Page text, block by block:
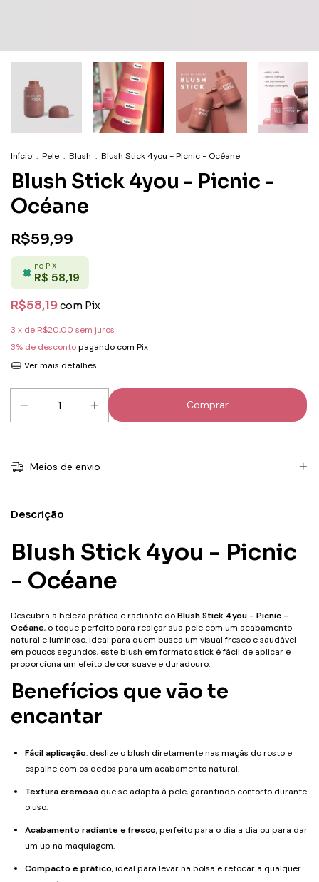
Início . Pele . Blush . Blush Stick 4you - Picnic - Océane
Blush Stick 4you - Picnic -
Océane
R$59,99
no PIX
R$ 58,19
R$58,19com Pix
3 x de R$20,00 sem juros
3% de descontopagando com Pix
Ver mais detalhes
Meios de envio
Descrição
Blush Stick 4you - Picnic
- Océane
Descubra a beleza prática e radiante doBlush Stick 4you - Picnic -
Océane, o toque perfeito para realçar sua pele com um acabamento
natural e luminoso. Ideal para quem busca um visual fresco e saudável
em poucos segundos, este blush em formato stick é fácil de aplicar e
proporciona um efeito de cor suave e duradouro.
Benefícios que vão te
encantar
Fácil aplicação: deslize o blush diretamente nas maçãs do rosto e
espalhe com os dedos para um acabamento natural.
Textura cremosa que se adapta à pele, garantindo conforto durante
o uso.
Acabamento radiante e fresco, perfeito para o dia a dia ou para dar
um up na maquiagem.
Compacto e prático, ideal para levar na bolsa e retocar a qualquer